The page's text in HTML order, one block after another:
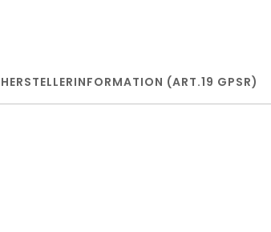
HERSTELLERINFORMATION (ART.19 GPSR)